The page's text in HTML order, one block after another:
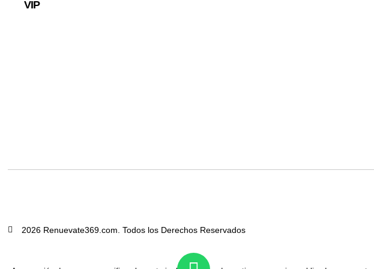
VIP
2026 Renuevate369.com. Todos los Derechos Reservados